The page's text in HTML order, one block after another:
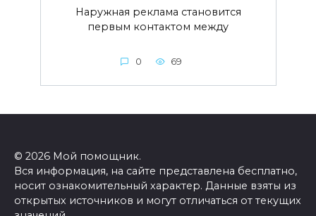
Наружная реклама становится
первым контактом между
0 69
© 2026 Мой помощник.
Вся информация, на сайте представлена бесплатно,
носит ознакомительный характер. Данные взяты из
открытых источников и могут отличаться от текущих